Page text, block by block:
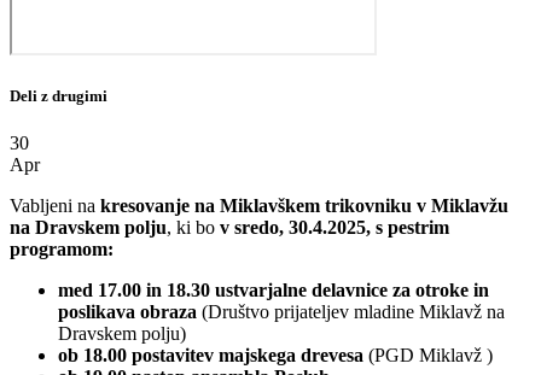
Deli z drugimi
30
Apr
Vabljeni na kresovanje na Miklavškem trikovniku v Miklavžu
na Dravskem polju, ki bo v sredo, 30.4.2025, s pestrim
programom:
med 17.00 in 18.30 ustvarjalne delavnice za otroke in
poslikava obraza (Društvo prijateljev mladine Miklavž na
Dravskem polju)
ob 18.00 postavitev majskega drevesa (PGD Miklavž )